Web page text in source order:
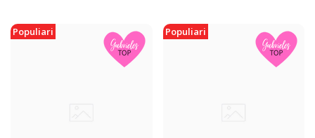
Populiari Populiari